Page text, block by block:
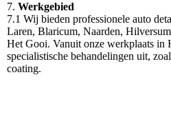
7. Werkgebied
7.1 Wij bieden professionele auto
Laren, Blaricum, Naarden,
Het Gooi. Vanuit onze werkplaats in
specialistische behandelingen uit,
coating.